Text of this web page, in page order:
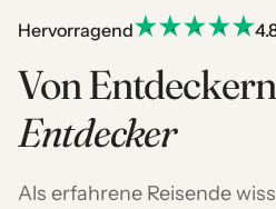
Hervorragend
Von
Entdecker
Als erfahrene Reisende